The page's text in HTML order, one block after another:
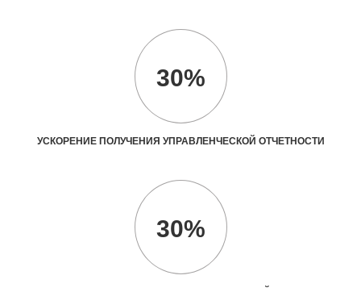
30%
УСКОРЕНИЕ ПОЛУЧЕНИЯ УПРАВЛЕНЧЕСКОЙ ОТЧЕТНОСТИ
30%